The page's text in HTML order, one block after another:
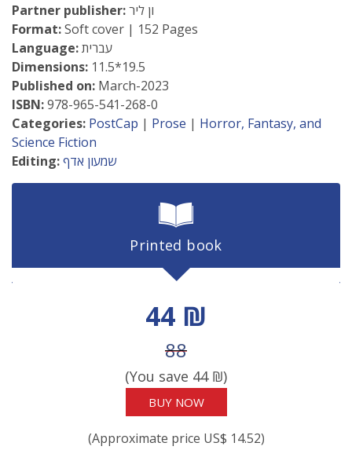
Partner publisher:ון ליר
Format:Soft cover | 152 Pages
Language:עברית
Dimensions: 11.5*19.5
Published on: March-2023
ISBN:978-965-541-268-0
Categories: PostCap | Prose | Horror, Fantasy, and
Science Fiction
Editing:שמעון אדף
Printed book
Discount price
44 ₪
Price before discount
88
(You save 44₪)
BUY NOW
(Approximate price US$ 14.52)